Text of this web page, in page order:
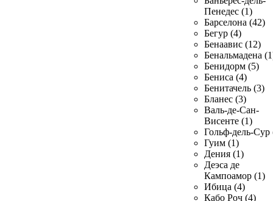
Пенедес (1)
Барселона (42)
Бегур (4)
Бенаавис (12)
Бенальмадена
Бенидорм (5)
Бениса (4)
Бенитачель (3)
Бланес (3)
Валь-де-Сан-
Висенте (1)
Гольф-дель-Сур
Гуим (1)
Дения (1)
Деэса де
Кампоамор (1)
Ибица (4)
Кабо Роч (4)